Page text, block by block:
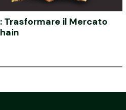
Trasformare il Mercato